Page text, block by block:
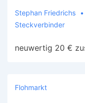
Seite…
Stephan Friedrichs
Steckverbinder
neuwertig 20 €
Flohmarkt